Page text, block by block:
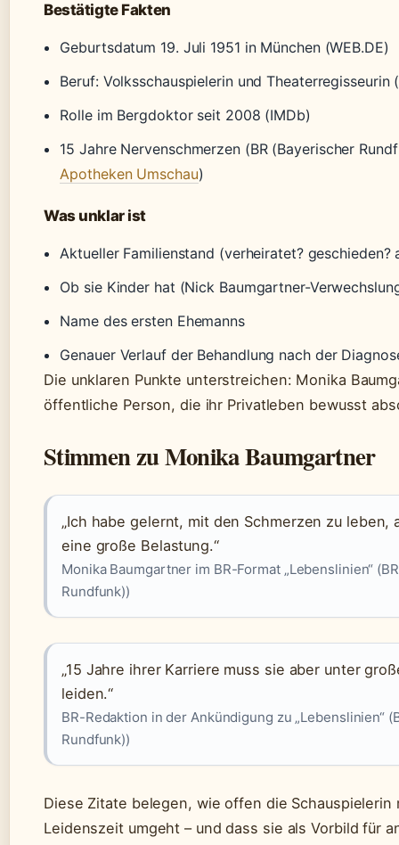
Bestätigte Fakten
Geburtsdatum 19. Juli 1951 in München (WEB.DE)
Beruf: Volksschauspielerin und Theaterregisseurin
Rolle im Bergdoktor seit 2008 (IMDb)
15 Jahre Nervenschmerzen (BR (Bayerischer
Apotheken Umschau)
Was unklar ist
Aktueller Familienstand (verheiratet? geschieden?
Ob sie Kinder hat (Nick Baumgartner-
Name des ersten Ehemanns
Genauer Verlauf der Behandlung nach der
Die unklaren Punkte unterstreichen: Monika
öffentliche Person, die ihr Privatleben bewusst
Stimmen zu Monika Baumgartner
„Ich habe gelernt, mit den Schmerzen zu leben,
eine große Belastung.“
Monika Baumgartner im BR-Format „Lebenslinien“
Rundfunk))
„15 Jahre ihrer Karriere muss sie aber unter
leiden.“
BR-Redaktion in der Ankündigung zu „Lebenslinien“
Rundfunk))
Diese Zitate belegen, wie offen die Schauspielerin
Leidenszeit umgeht – und dass sie als Vorbild für